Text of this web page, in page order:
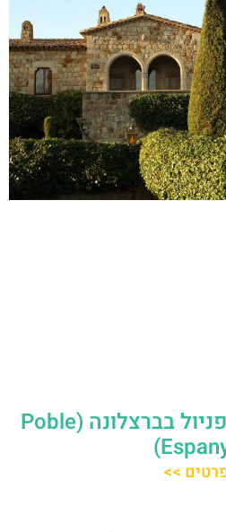
הכפר פואבלו אספניול בברצלונה (Poble
>>